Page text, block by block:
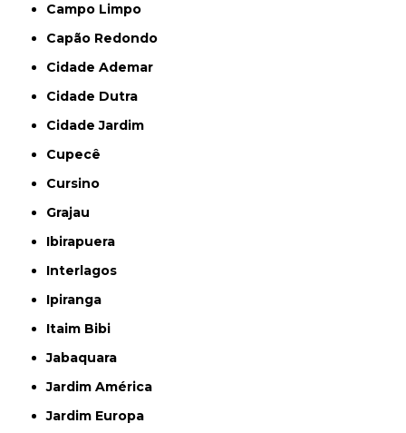
Campo Limpo
Capão Redondo
Cidade Ademar
Cidade Dutra
Cidade Jardim
Cupecê
Cursino
Grajau
Ibirapuera
Interlagos
Ipiranga
Itaim Bibi
Jabaquara
Jardim América
Jardim Europa